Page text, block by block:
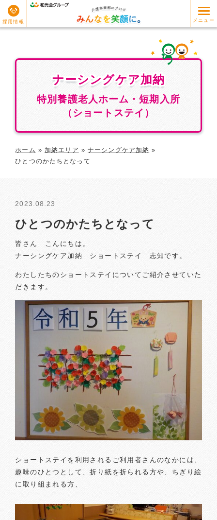
採用情報 メニュー
ナーシングケア加納
ナーシングケア加納
特別養護老人ホーム・短期入所
（ショートステイ）
ホーム » 加納エリア »ナーシングケア加納 »
ひとつのかたちとなって
2023.08.23
ひとつのかたちとなって
皆さん こんにちは。
ナーシングケア加納 ショートステイ 志知です。
わたしたちのショートステイについてご紹介させていた
だきます。
ショートステイを利用されるご利用者さんのなかには、
趣味のひとつとして、折り紙を折られる方や、ちぎり絵
に取り組まれる方、